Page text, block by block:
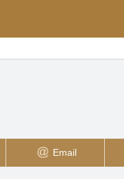
Email